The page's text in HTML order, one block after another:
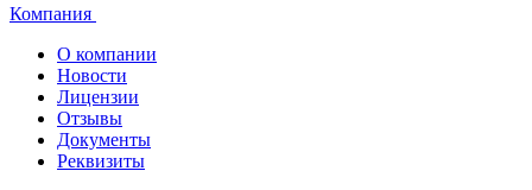
Компания
О компании
Новости
Лицензии
Отзывы
Документы
Реквизиты